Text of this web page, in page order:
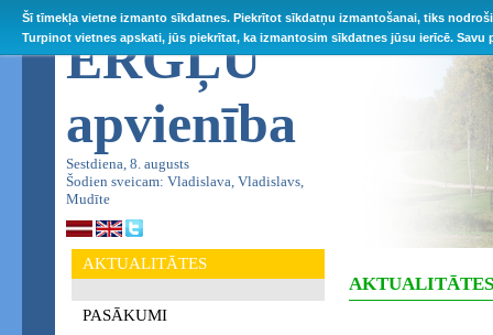
Šī tīmekļa vietne izmanto sīkdatnes. Piekrītot sīkdatņu izmantošanai, tiks
Turpinot vietnes apskati, jūs piekrītat, ka izmantosim sīkdatnes jūsu ierīcē.
ĒRGĻU
apvienība
Sestdiena, 8. augusts
Šodien sveicam: Vladislava, Vladislavs,
Mudīte
AKTUALITĀTES
PASĀKUMI
AKTUALITĀTES